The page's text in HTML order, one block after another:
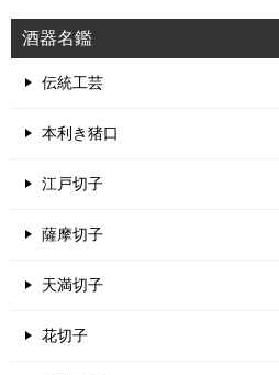
酒器名鑑
伝統工芸
本利き猪口
江戸切子
薩摩切子
天満切子
花切子